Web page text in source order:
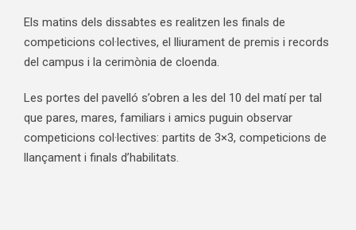
Els matins dels dissabtes es realitzen les finals de
competicions col·lectives, el lliurament de premis i records
del campus i la cerimònia de cloenda.
Les portes del pavelló s’obren a les del 10 del matí per tal
que pares, mares, familiars i amics puguin observar
competicions col·lectives: partits de 3×3, competicions de
llançament i finals d’habilitats.